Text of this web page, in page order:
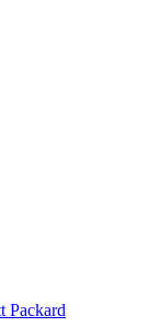
Packard